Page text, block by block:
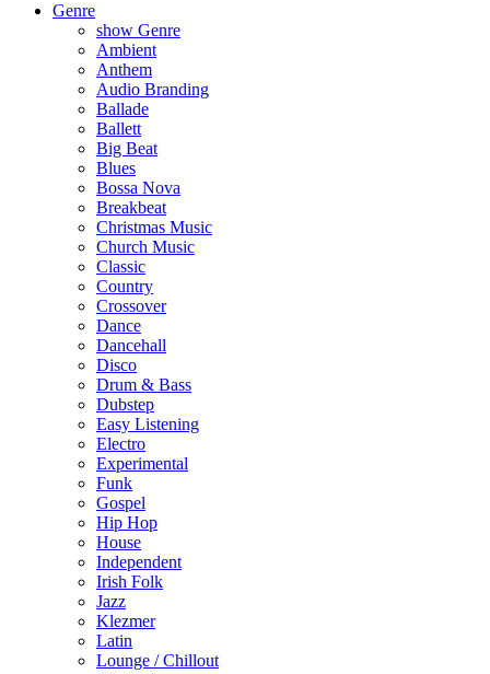
Genre
show Genre
Ambient
Anthem
Audio Branding
Ballade
Ballett
Big Beat
Blues
Bossa Nova
Breakbeat
Christmas Music
Church Music
Classic
Country
Crossover
Dance
Dancehall
Disco
Drum & Bass
Dubstep
Easy Listening
Electro
Experimental
Funk
Gospel
Hip Hop
House
Independent
Irish Folk
Jazz
Klezmer
Latin
Lounge / Chillout